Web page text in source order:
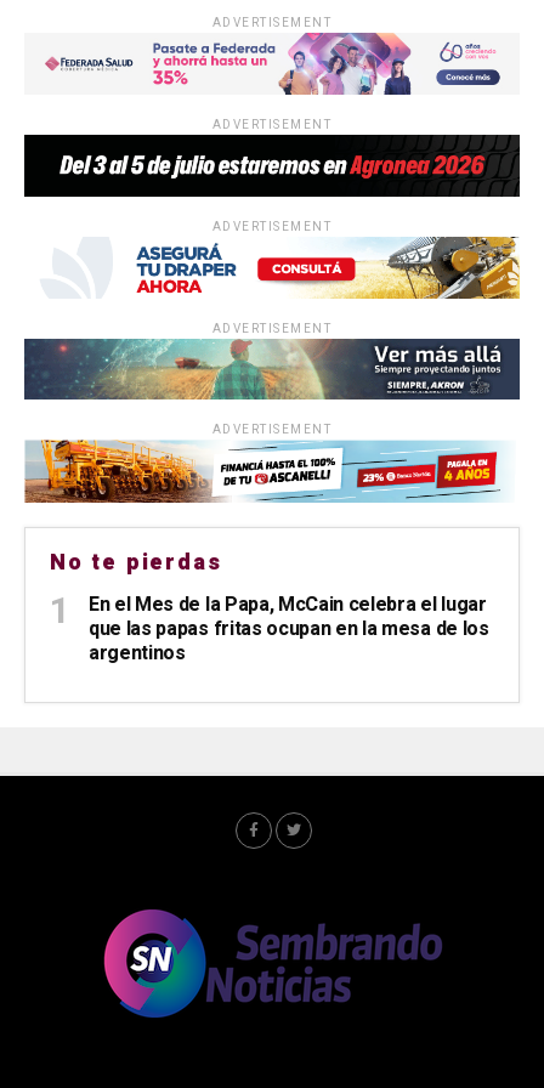
ADVERTISEMENT
ADVERTISEMENT
ADVERTISEMENT
ADVERTISEMENT
ADVERTISEMENT
No te pierdas
En el Mes de la Papa, McCain celebra el lugar
que las papas fritas ocupan en la mesa de los
argentinos